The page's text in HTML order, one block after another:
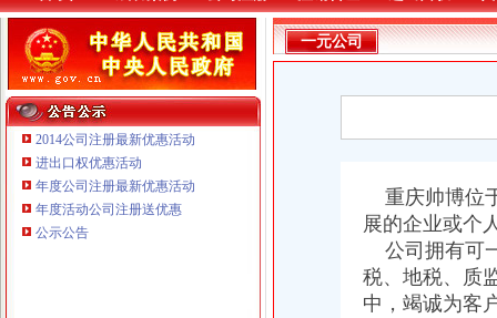
本站导航
2014公司注册最新优惠活动
进出口权优惠活动
年度公司注册最新优惠活动
年度活动公司注册送优惠
公示公告
重庆鸽牌电线电缆有限公司 渝北10010万 (进出口权)
重庆国洪体育设施有限公司
一元公司
重庆帅博位
展的企业或个
公司拥有可
税、地税、质
中，竭诚为客